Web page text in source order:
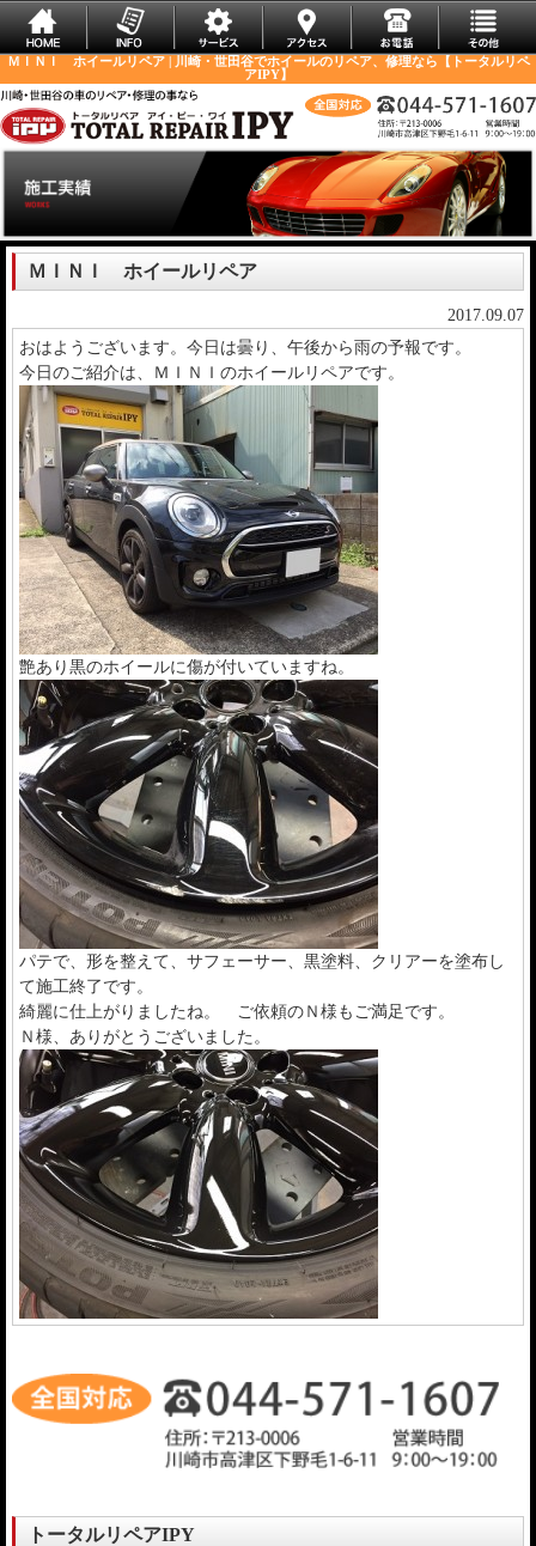
ＭＩＮＩ ホイールリペア | 川崎・世田谷でホイールのリペア、修理なら【トータルリペ
アIPY】
ＭＩＮＩ ホイールリペア
2017.09.07
おはようございます。今日は曇り、午後から雨の予報です。
今日のご紹介は、ＭＩＮＩのホイールリペアです。
艶あり黒のホイールに傷が付いていますね。
パテで、形を整えて、サフェーサー、黒塗料、クリアーを塗布し
て施工終了です。
綺麗に仕上がりましたね。 ご依頼のＮ様もご満足です。
Ｎ様、ありがとうございました。
トータルリペアIPY